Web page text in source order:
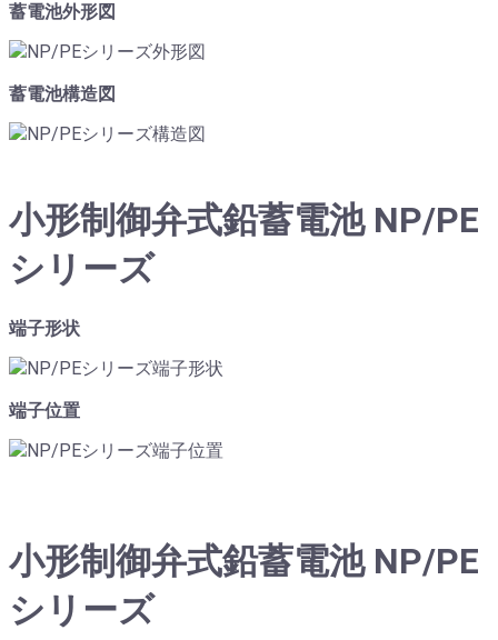
蓄電池外形図
蓄電池構造図
小形制御弁式鉛蓄電池 NP/PE
シリーズ
端子形状
端子位置
小形制御弁式鉛蓄電池 NP/PE
シリーズ